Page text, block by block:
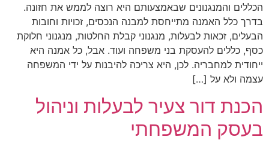
הכללים והמנגנונים שבאמצעותם היא רוצה לממש את חזונה.
בדרך כלל האמנה מתייחסת למבנה הנכסים, זכויות וחובות
הבעלים, זכאות לבעלות, מנגנוני קבלת החלטות, מנגנוני חלוקת
כסף, כללים להעסקת בני משפחה ועוד. אבל, כל אמנה היא
ייחודית למחבריה. לכן, היא צריכה להיבנות על ידי המשפחה
עצמה ולא על […]
הכנת דור צעיר לבעלות וניהול
בעסק המשפחתי